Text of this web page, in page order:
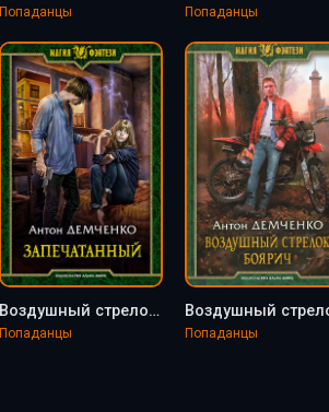
Попаданцы Попаданцы
Воздушный стрелок. Запечатанный - Антон Демченко (книга 5)
Попаданцы Попаданцы